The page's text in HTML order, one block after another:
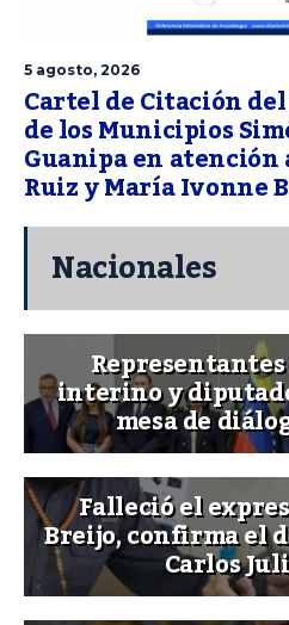
5 agosto, 2026
Cartel de Citación
de los Municipios
Guanipa en atención
Ruiz y María Ivonne
Nacionales
interino y
mesa de
Falleció el
Breijo, confirma el
Carlos